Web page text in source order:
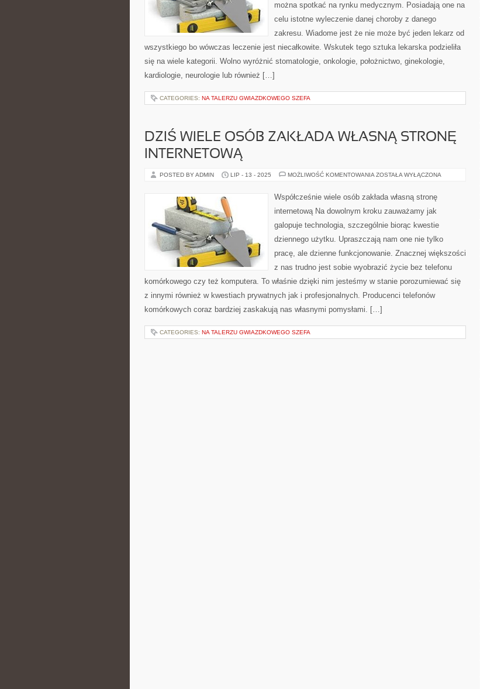
WRÓCIĆ
DO
ZDROWIA
można spotkać na rynku medycznym. Posiadają one na
celu istotne wyleczenie danej choroby z danego
zakresu. Wiadome jest że nie może być jeden lekarz od
wszystkiego bo wówczas leczenie jest niecałkowite. Wskutek tego sztuka lekarska podzieliła
się na wiele kategorii. Wolno wyróżnić stomatologie, onkologie, położnictwo, ginekologie,
kardiologie, neurologie lub również […]
CATEGORIES: NA TALERZU GWIAZDKOWEGO SZEFA
DZIŚ WIELE OSÓB ZAKŁADA WŁASNĄ STRONĘ
INTERNETOWĄ
POSTED BY ADMIN LIP - 13 - 2025 MOŻLIWOŚĆ KOMENTOWANIA DZIŚ
ZAKŁADA
WŁASNĄ
INTERNETOWĄ
ZOSTAŁA WYŁĄCZONA
Współcześnie wiele osób zakłada własną stronę
internetową Na dowolnym kroku zauważamy jak
galopuje technologia, szczególnie biorąc kwestie
dziennego użytku. Upraszczają nam one nie tylko
pracę, ale dzienne funkcjonowanie. Znacznej większości
z nas trudno jest sobie wyobrazić życie bez telefonu
komórkowego czy też komputera. To właśnie dzięki nim jesteśmy w stanie porozumiewać się
z innymi również w kwestiach prywatnych jak i profesjonalnych. Producenci telefonów
komórkowych coraz bardziej zaskakują nas własnymi pomysłami. […]
CATEGORIES: NA TALERZU GWIAZDKOWEGO SZEFA